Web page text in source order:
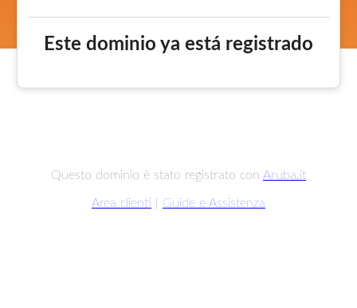
Este dominio ya está registrado
Questo dominio è stato registrato con Aruba.it
Area clienti Guide e Assistenza